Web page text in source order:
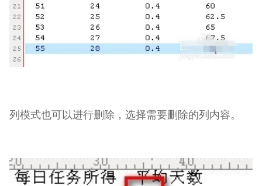
列模式也可以进行删除，选择需要删除的列内容。